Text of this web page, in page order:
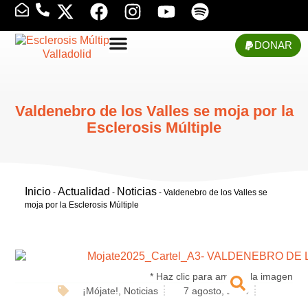
DONAR
Valdenebro de los Valles se moja por la
Esclerosis Múltiple
Inicio- Actualidad - Noticias- Valdenebro de los Valles se
moja por la Esclerosis Múltiple
* Haz clic para ampliar la imagen
¡Mójate!
Noticias
7 agosto, 2025